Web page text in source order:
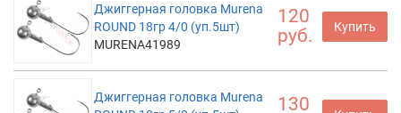
Джиггерная головка Murena
ROUND 18гр 4/0 (уп.5шт)
MURENA41989
120
руб.
Купить
Джиггерная головка Murena
130